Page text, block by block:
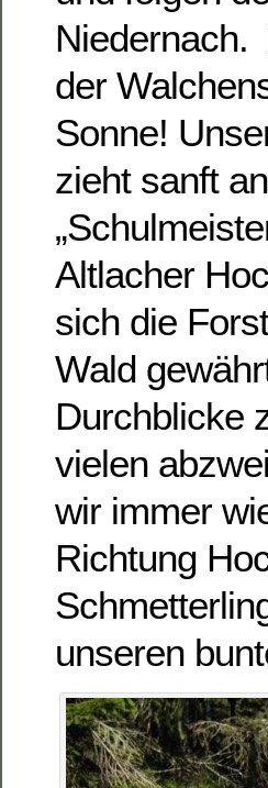
Niedernach.
der
Sonne!
zieht sanft
Altlacher
sich die
Wald
Durchblicke
vielen
wir immer
Richtung
unseren